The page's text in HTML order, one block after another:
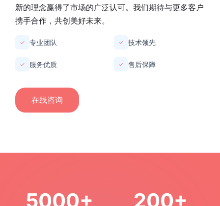
新的理念赢得了市场的广泛认可。我们期待与更多客户
携手合作，共创美好未来。
✓ 专业团队 ✓ 技术领先
✓ 服务优质 ✓ 售后保障
在线咨询
5000+ 200+